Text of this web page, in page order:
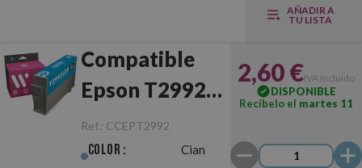
AÑADIR A
TU LISTA
Compatible
Epson T2992
(29XL) Cian
Ref.: CCEPT2992
Color : Cian
2,60 €IVA incluido
DISPONIBLE
Recíbelo el martes 11